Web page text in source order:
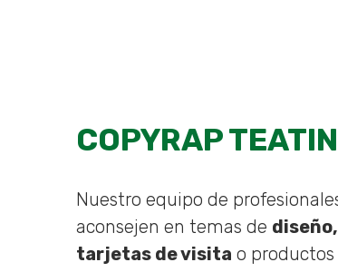
COPYRAP
Nuestro equipo de
aconsejen en temas de
tarjetas de visita o productos
y estructura
de la web, en
se usa la